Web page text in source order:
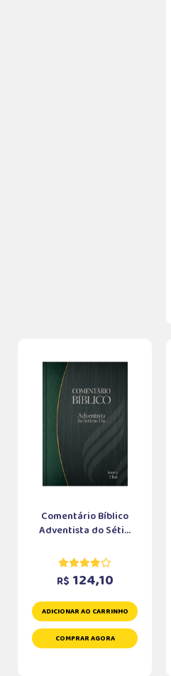
Comentário Bíblico
Adventista do Séti...
R$ 124,10
ADICIONAR AO CARRINHO
COMPRAR AGORA